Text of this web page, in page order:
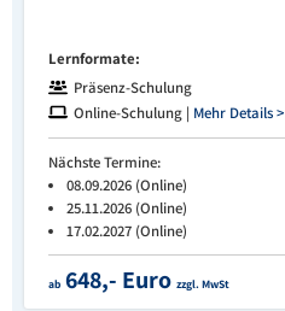
Lernformate:
Präsenz-Schulung
Online-Schulung | Mehr Details >
Nächste Termine:
08.09.2026 (Online)
25.11.2026 (Online)
17.02.2027 (Online)
ab 648,- Euro zzgl. MwSt